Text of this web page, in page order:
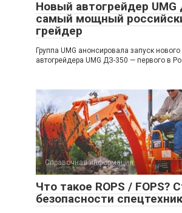
Новый автогрейдер
самый мощный
грейдер
Группа UMG анонсировала запуск
автогрейдера UMG ДЗ-350 — первого в
Справочная информация
Что такое ROPS / FOPS?
безопасности